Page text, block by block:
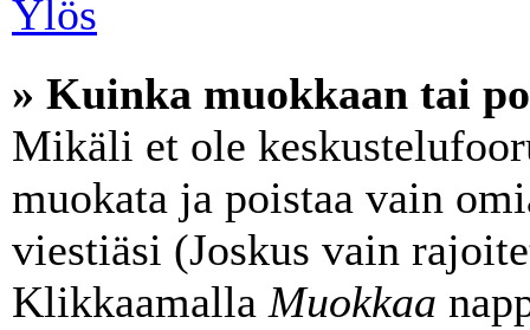
Ylös
» Kuinka muokkaan tai
Mikäli et ole
muokata ja poistaa vain
viestiäsi (Joskus vain
Klikkaamalla Muokkaa